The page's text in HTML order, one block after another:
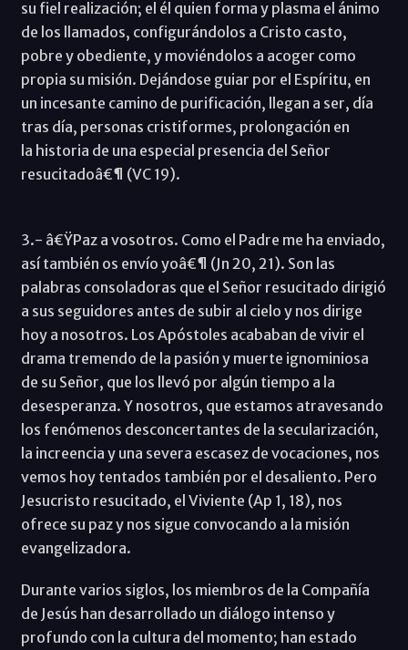
su fiel realización; el él quien forma y plasma el ánimo
de los llamados, configurándolos a Cristo casto,
pobre y obediente, y moviéndolos a acoger como
propia su misión. Dejándose guiar por el Espíritu, en
un incesante camino de purificación, llegan a ser, día
tras día, personas cristiformes, prolongación en
la historia de una especial presencia del Señor
resucitadoâ€¶ (VC 19).
3.- â€ŸPaz a vosotros. Como el Padre me ha enviado,
así también os envío yoâ€¶ (Jn 20, 21). Son las
palabras consoladoras que el Señor resucitado dirigió
a sus seguidores antes de subir al cielo y nos dirige
hoy a nosotros. Los Apóstoles acababan de vivir el
drama tremendo de la pasión y muerte ignominiosa
de su Señor, que los llevó por algún tiempo a la
desesperanza. Y nosotros, que estamos atravesando
los fenómenos desconcertantes de la secularización,
la increencia y una severa escasez de vocaciones, nos
vemos hoy tentados también por el desaliento. Pero
Jesucristo resucitado, el Viviente (Ap 1, 18), nos
ofrece su paz y nos sigue convocando a la misión
evangelizadora.
Durante varios siglos, los miembros de la Compañía
de Jesús han desarrollado un diálogo intenso y
profundo con la cultura del momento; han estado